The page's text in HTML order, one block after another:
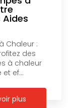
Chaleur :
des
à chaleur
ef...
plus